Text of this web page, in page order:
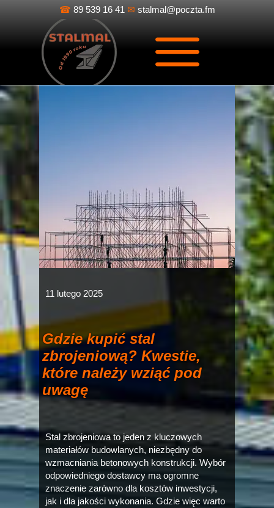
☎ 89 539 16 41 ✉ stalmal@poczta.fm
11 lutego 2025
Gdzie kupić stal
zbrojeniową? Kwestie,
które należy wziąć pod
uwagę
Stal zbrojeniowa to jeden z kluczowych
materiałów budowlanych, niezbędny do
wzmacniania betonowych konstrukcji. Wybór
odpowiedniego dostawcy ma ogromne
znaczenie zarówno dla kosztów inwestycji,
jak i dla jakości wykonania. Gdzie więc warto